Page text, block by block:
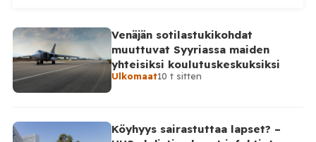
rikkomisesta, törkeästä liikenneturvallisuuden
vaarantamisesta ja vammantuottamuksesta.
Tuusulassa lauantaina 8. elokuuta tapahtuneesta
mopoilijan pysäytystilanteesta on aloitettu kaksi
erillistä esitutkintaa. Poliisin mukaan mopomiitissä oli
Venäjän sotilastukikohdat
muuttuvat Syyriassa maiden
yhteisiksi koulutuskeskuksiksi
Ulkomaat10 t sitten
Köyhyys sairastuttaa lapset? –